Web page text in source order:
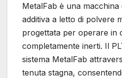
MetalFab è una
additiva a letto di polvere
progettata per operare in
completamente inerti. Il
sistema MetalFab
tenuta stagna,